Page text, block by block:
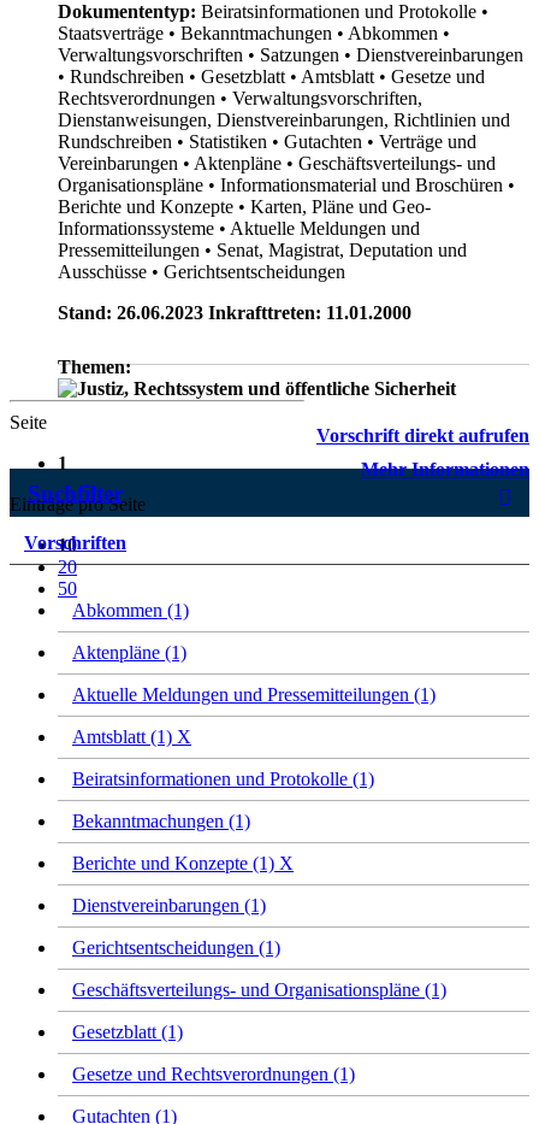
Dokumententyp: Beiratsinformationen und Protokolle •
Staatsverträge • Bekanntmachungen • Abkommen •
Verwaltungsvorschriften • Satzungen • Dienstvereinbarungen
• Rundschreiben • Gesetzblatt • Amtsblatt • Gesetze und
Rechtsverordnungen • Verwaltungsvorschriften,
Dienstanweisungen, Dienstvereinbarungen, Richtlinien und
Rundschreiben • Statistiken • Gutachten • Verträge und
Vereinbarungen • Aktenpläne • Geschäftsverteilungs- und
Organisationspläne • Informationsmaterial und Broschüren •
Berichte und Konzepte • Karten, Pläne und Geo-
Informationssysteme • Aktuelle Meldungen und
Pressemitteilungen • Senat, Magistrat, Deputation und
Ausschüsse • Gerichtsentscheidungen
Stand: 26.06.2023 Inkrafttreten: 11.01.2000
Themen:
Vorschrift direkt aufrufen
Mehr Informationen
Seite
1
Einträge pro Seite
10
20
50
Suchfilter
Vorschriften
Abkommen (1)
Aktenpläne (1)
Aktuelle Meldungen und Pressemitteilungen (1)
Amtsblatt (1) X
Beiratsinformationen und Protokolle (1)
Bekanntmachungen (1)
Berichte und Konzepte (1) X
Dienstvereinbarungen (1)
Gerichtsentscheidungen (1)
Geschäftsverteilungs- und Organisationspläne (1)
Gesetzblatt (1)
Gesetze und Rechtsverordnungen (1)
Gutachten (1)